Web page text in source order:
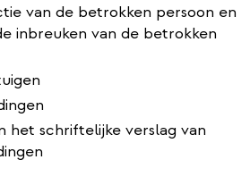
van de betrokken persoon en
inbreuken van de betrokken
het schriftelijke verslag van